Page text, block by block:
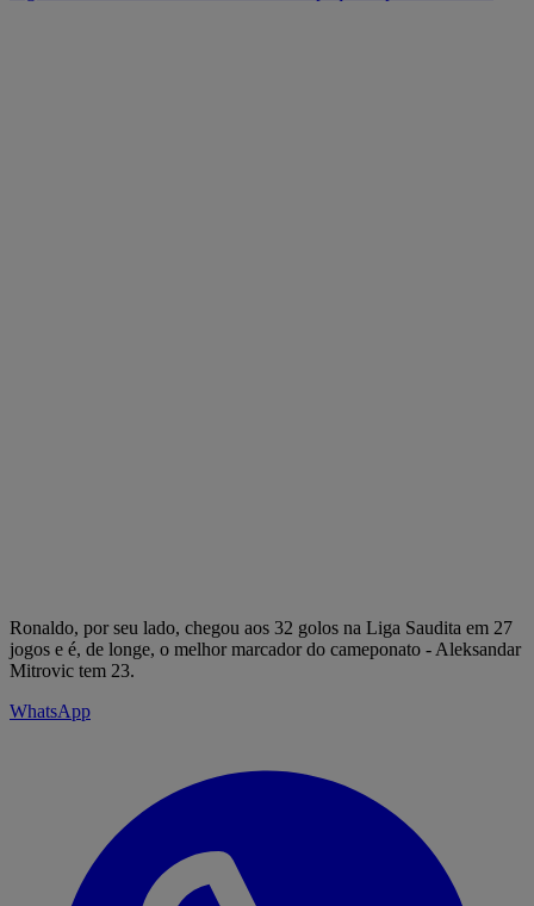
Ronaldo, por seu lado, chegou aos 32 golos na Liga Saudita em 27
jogos e é, de longe, o melhor marcador do cameponato - Aleksandar
Mitrovic tem 23.
WhatsApp